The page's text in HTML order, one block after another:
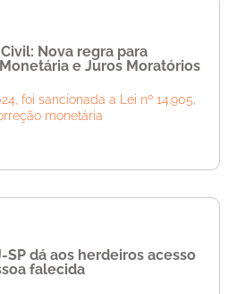
Nova regra para
e Juros Moratórios
foi sancionada a Lei nº 14.905,
monetária
SP dá aos herdeiros acesso
falecida